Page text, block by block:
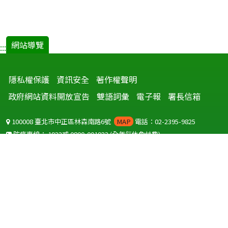
::: 網站導覽
隱私權保護 資訊安全 著作權聲明
政府網站資料開放宣告
雙語詞彙 電子報 署長信箱
100008 臺北市中正區林森南路6號 MAP 電話：02-2395-9825
防疫專線：1922或0800-001922(全年無休免付費)